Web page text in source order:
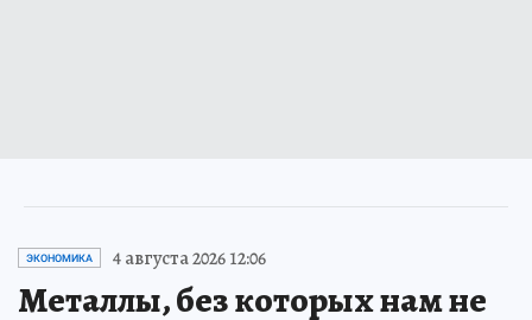
ЭКОНОМИКА 4 августа 2026 12:06
Металлы, без которых нам не